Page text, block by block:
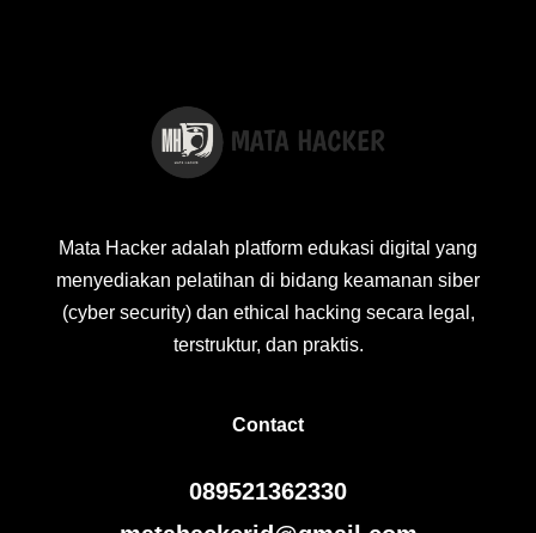
Mata Hacker adalah platform edukasi digital yang
menyediakan pelatihan di bidang keamanan siber
(cyber security) dan ethical hacking secara legal,
terstruktur, dan praktis.
Contact
089521362330